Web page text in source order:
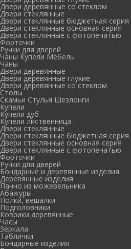
Двери деревянные со стеклом
Двери стеклянные
Двери стеклянные бюджетная серия
Двери стеклянные основная серия
Двери стеклянные с фотопечатью
Форточки
Ручки для дверей
Чаны Купели Мебель
Чаны
Двери деревянные
Двери деревянные глухие
Двери деревянные со стеклом
Столы
Скамьи Стулья Шезлонги
Купели
Купели дуб
Купели лиственница
Двери стеклянные
Двери стеклянные бюджетная серия
Двери стеклянные основная серия
Двери стеклянные с фотопечатью
Форточки
Ручки для дверей
Бондарные и деревянные изделия
Деревянные изделия
Панно из можевельника
Абажуры
Полки, вешалки
Подголовники
Коврики деревянные
Часы
Зеркала
Таблички
Бондарные изделия